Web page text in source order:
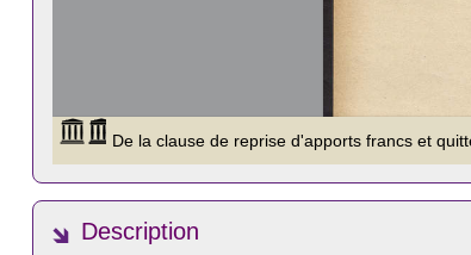
Description